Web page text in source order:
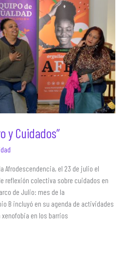
y Cuidados”
Afrodescendencia, el 23 de julio el
reflexión colectiva sobre cuidados en
de Julio: mes de la
B incluyó en su agenda de actividades
en los barrios